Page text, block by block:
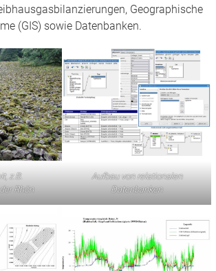
Geographische
(GIS) sowie Datenbanken.
z.B.
Rhön
Aufbau von relationalen
Datenbanken